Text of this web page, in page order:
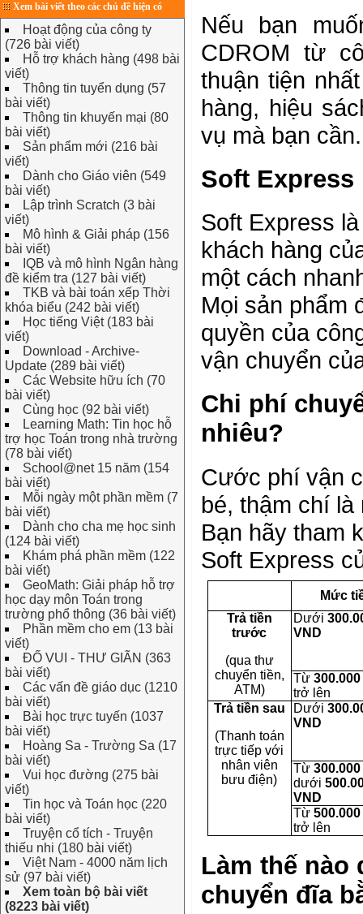
Xem bài viết theo các chủ đề hiện có
Hoạt động của công ty
(726 bài viết)
Hỗ trợ khách hàng (498 bài
viết)
Thông tin tuyển dụng (57
bài viết)
Thông tin khuyến mại (80
bài viết)
Sản phẩm mới (216 bài
viết)
Dành cho Giáo viên (549
bài viết)
Lập trình Scratch (3 bài
viết)
Mô hình & Giải pháp (156
bài viết)
IQB và mô hình Ngân hàng
đề kiểm tra (127 bài viết)
TKB và bài toán xếp Thời
khóa biểu (242 bài viết)
Học tiếng Việt (183 bài
viết)
Download - Archive-
Update (289 bài viết)
Các Website hữu ích (70
bài viết)
Cùng học (92 bài viết)
Learning Math: Tin học hỗ
trợ học Toán trong nhà trường
(78 bài viết)
School@net 15 năm (154
bài viết)
Mỗi ngày một phần mềm (7
bài viết)
Dành cho cha mẹ học sinh
(124 bài viết)
Khám phá phần mềm (122
bài viết)
GeoMath: Giải pháp hỗ trợ
học dạy môn Toán trong
trường phổ thông (36 bài viết)
Phần mềm cho em (13 bài
viết)
ĐỐ VUI - THƯ GIÃN (363
bài viết)
Các vấn đề giáo dục (1210
bài viết)
Bài học trực tuyến (1037
bài viết)
Hoàng Sa - Trường Sa (17
bài viết)
Vui học đường (275 bài
viết)
Tin học và Toán học (220
bài viết)
Truyện cổ tích - Truyện
thiếu nhi (180 bài viết)
Việt Nam - 4000 năm lịch
sử (97 bài viết)
Xem toàn bộ bài viết
(8223 bài viết)
Nếu bạn
CDROM từ
thuận tiện
hàng, hiệu
vụ mà bạn cần.
Soft Express
Soft Express
khách hàng
một cách
Mọi sản phẩm
quyền của
vận chuyển
Chi phí
nhiêu?
Cước phí vận
bé, thậm chí
Bạn hãy tham
Soft Express
Mức
Trả tiền
trước
(qua thư
chuyển tiền,
ATM)
Dưới
VND
Từ
trở lên
Trả tiền sau
(Thanh toán
trực tiếp với
nhân viên
bưu điện)
Dưới
VND
Từ
dưới
VND
Từ
trở lên
Làm thế nào
chuyển đĩa